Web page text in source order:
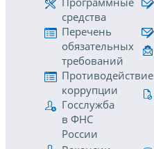
средства
Перечень
обязательных
требований
Противодействие
коррупции
Госслужба
в ФНС
России